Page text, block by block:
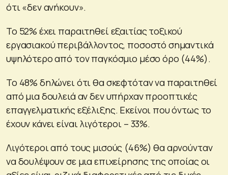
ότι «δεν ανήκουν».
Το 52% έχει παραιτηθεί εξαιτίας τοξικού
εργασιακού περιβάλλοντος, ποσοστό σημαντικά
υψηλότερο από τον παγκόσμιο μέσο όρο (44%).
Το 48% δηλώνει ότι θα σκεφτόταν να παραιτηθεί
από μια δουλειά αν δεν υπήρχαν προοπτικές
επαγγελματικής εξέλιξης. Εκείνοι που όντως το
έχουν κάνει είναι λιγότεροι – 33%.
Λιγότεροι από τους μισούς (46%) θα αρνούνταν
να δουλέψουν σε μια επιχείρησης της οποίας οι